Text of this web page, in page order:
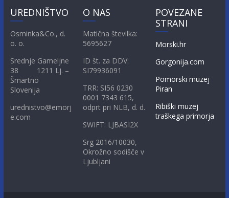
UREDNIŠTVO
Osminka&Co., d.
o. o.
Srednje Gameljne
38 1211 Lj. –
Šmartno
Slovenija
urednistvo@emorj
e.com
O NAS
Matična številka:
5695627
ID št. za DDV:
SI79936091
TRR: SI56 0230
0001 7343 615,
odprt pri NLB, d. d.
SWIFT: LJBASI2X
Srg 2016/10030,
Okrožno sodišče v
Ljubljani
POVEZANE
STRANI
Morski.hr
Gorgonija.com
Pomorski muzej
Piran
Ribiški muzej
traškega primorja